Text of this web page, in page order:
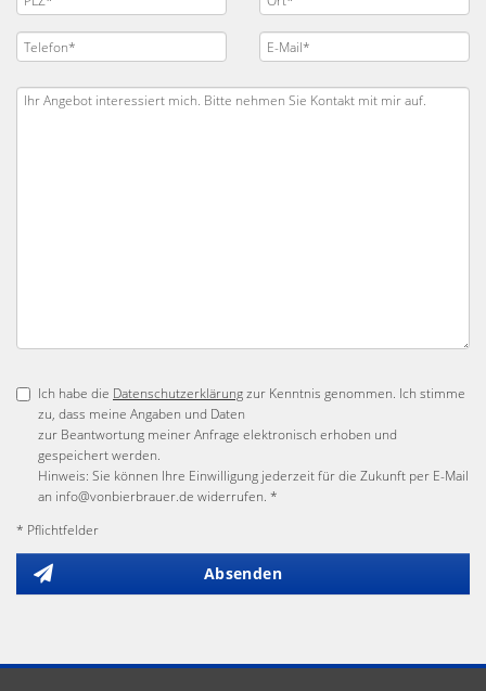
Ich habe die Datenschutzerklärungzur Kenntnis genommen. Ich stimme
zu, dass meine Angaben und Daten
zur Beantwortung meiner Anfrage elektronisch erhoben und
gespeichert werden.
Hinweis: Sie können Ihre Einwilligung jederzeit für die Zukunft per E-Mail
an info@vonbierbrauer.de widerrufen. *
* Pflichtfelder
Absenden